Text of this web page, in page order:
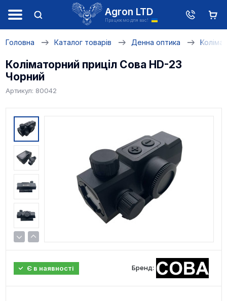
Agron LTD
Працюємо для вас!
Головна Каталог товарів Денна оптика
Коліматорний приціл Сова HD-23
Чорний
Артикул: 80042
Є в наявності Бренд: